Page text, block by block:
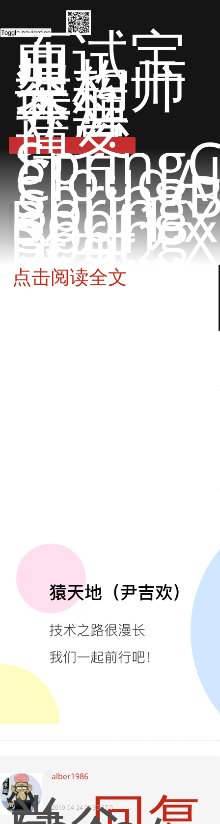
Toggle navigation
面试宝
典
架构师
课程
开源
文章
博客
Spring
Boot1.X
Spring
Boot2.X
关于
登录|
注册
点击阅读全文
alber1986
2019-04-24 09:35:27.0